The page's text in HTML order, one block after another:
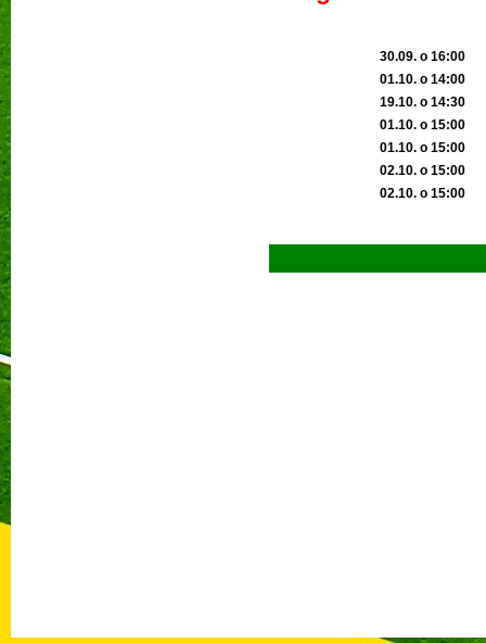
30.09. o 16:00
01.10. o 14:00
19.10. o 14:30
01.10. o 15:00
01.10. o 15:00
02.10. o 15:00
02.10. o 15:00